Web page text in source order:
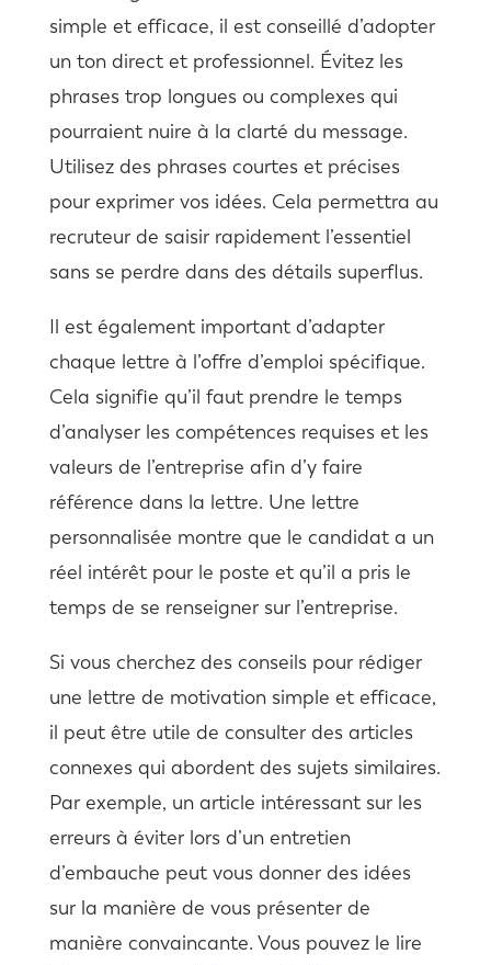
simple et efficace, il est conseillé d’adopter
un ton direct et professionnel. Évitez les
phrases trop longues ou complexes qui
pourraient nuire à la clarté du message.
Utilisez des phrases courtes et précises
pour exprimer vos idées. Cela permettra au
recruteur de saisir rapidement l’essentiel
sans se perdre dans des détails superflus.
Il est également important d’adapter
chaque lettre à l’offre d’emploi spécifique.
Cela signifie qu’il faut prendre le temps
d’analyser les compétences requises et les
valeurs de l’entreprise afin d’y faire
référence dans la lettre. Une lettre
personnalisée montre que le candidat a un
réel intérêt pour le poste et qu’il a pris le
temps de se renseigner sur l’entreprise.
Si vous cherchez des conseils pour rédiger
une lettre de motivation simple et efficace,
il peut être utile de consulter des articles
connexes qui abordent des sujets similaires.
Par exemple, un article intéressant sur les
erreurs à éviter lors d’un entretien
d’embauche peut vous donner des idées
sur la manière de vous présenter de
manière convaincante. Vous pouvez le lire